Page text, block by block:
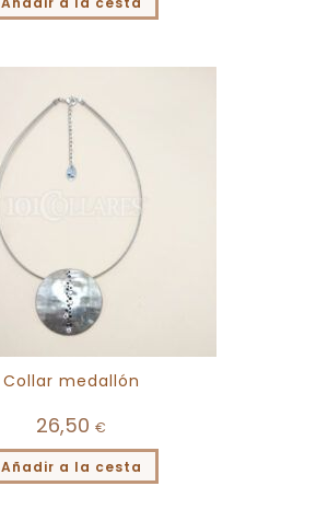
Collar medallón
26,50 €
Añadir a la cesta